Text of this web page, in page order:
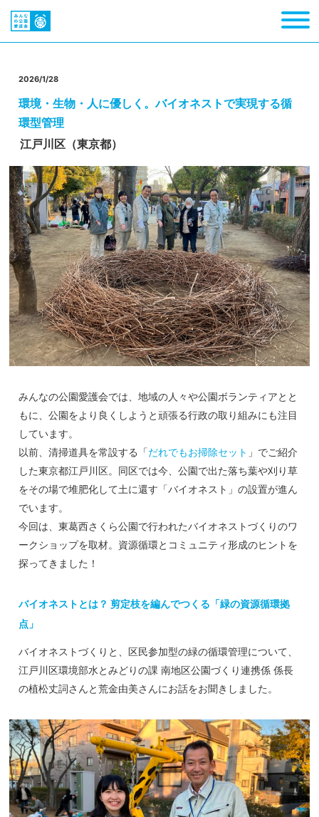
2026/1/28
環境・生物・人に優しく。バイオネストで実現する循
環型管理
江戸川区（東京都）
みんなの公園愛護会では、地域の人々や公園ボランティアとと
もに、公園をより良くしようと頑張る行政の取り組みにも注目
しています。
以前、清掃道具を常設する「だれでもお掃除セット 」でご紹介
した東京都江戸川区。同区では今、公園で出た落ち葉や刈り草
をその場で堆肥化して土に還す「バイオネスト」の設置が進ん
でいます。
今回は、東葛西さくら公園で行われたバイオネストづくりのワ
ークショップを取材。資源循環とコミュニティ形成のヒントを
探ってきました！
バイオネストとは？ 剪定枝を編んでつくる「緑の資源循環拠
点」
バイオネストづくりと、区民参加型の緑の循環管理について、
江戸川区環境部水とみどりの課 南地区公園づくり連携係 係長
の植松丈詞さんと荒金由美さんにお話をお聞きしました。